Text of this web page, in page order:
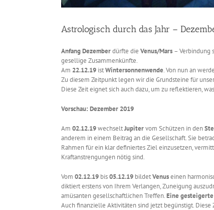
Astrologisch durch das Jahr –
Anfang Dezemberdürfte die Venus/Mars – Verbindung
gesellige Zusammenkünfte.
Am 22.12.19 istWintersonnenwende. Von nun an
Zu diesem Zeitpunkt legen wir die Grundsteine für
Diese Zeit eignet sich auch dazu, um zu reflektieren,
Vorschau: Dezember 2019
Am 02.12.19wechseltJupitervom Schützen in den
anderem in einem Beitrag an die Gesellschaft. Sie
Rahmen für ein klar definiertes Ziel einzusetzen,
Kraftanstrengungen nötig sind.
Vom 02.12.19 bis05.12.19 bildetVenuseinen
diktiert erstens von Ihrem Verlangen, Zuneigung
amüsanten gesellschaftlichen Treffen.Eine
Auch finanzielle Aktivitäten sind jetzt begünstigt. Diese